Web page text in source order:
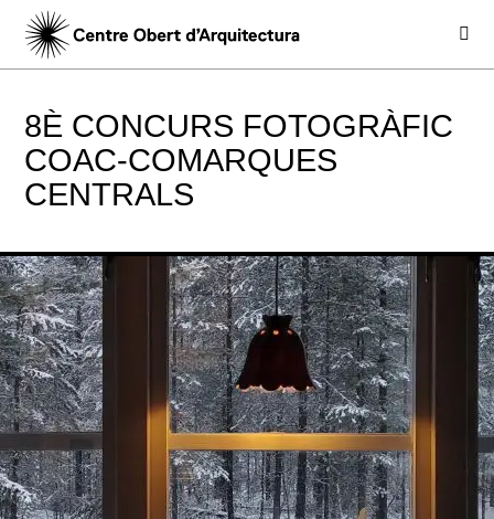
8È CONCURS FOTOGRÀFIC
COAC-COMARQUES
CENTRALS